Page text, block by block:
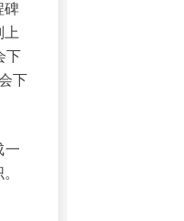
碑
下
下
一